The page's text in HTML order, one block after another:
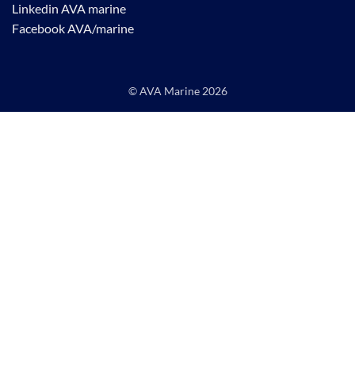
Linkedin AVA marine
Facebook AVA/marine
© AVA Marine 2026